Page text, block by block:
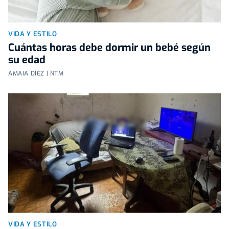
VIDA Y ESTILO
Cuántas horas debe dormir un bebé según
su edad
AMAIA DÍEZ | NTM
VIDA Y ESTILO